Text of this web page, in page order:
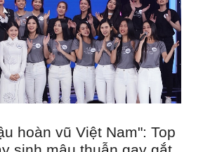
hoàn vũ Việt Nam": Top